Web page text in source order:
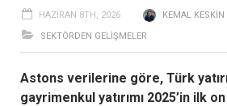
HAZIRAN 8TH, 2026
KEMAL KESKIN
SEKTÖRDEN GELIŞMELER
Astons verilerine göre, Türk
gayrimenkul yatırımı 2025’in ilk